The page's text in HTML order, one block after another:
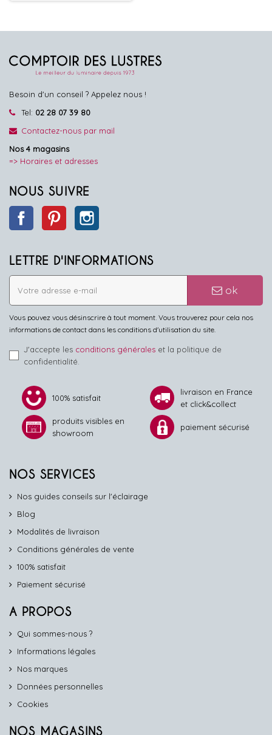
Besoin d'un conseil ? Appelez nous !
Tel: 02 28 07 39 80
Contactez-nous par mail
Nos 4 magasins
=> Horaires et adresses
NOUS SUIVRE
Facebook Pinterest
LETTRE D'INFORMATIONS
ok
Vous pouvez vous désinscrire à tout moment. Vous trouverez pour cela nos
informations de contact dans les conditions d'utilisation du site.
J'accepte les conditions générales et la politique de
confidentialité.
100% satisfait
livraison en France
et click&collect
produits visibles en
showroom
paiement sécurisé
NOS SERVICES
Nos guides conseils sur l'éclairage
Blog
Modalités de livraison
Conditions générales de vente
100% satisfait
Paiement sécurisé
A PROPOS
Qui sommes-nous ?
Informations légales
Nos marques
Données personnelles
Cookies
NOS MAGASINS